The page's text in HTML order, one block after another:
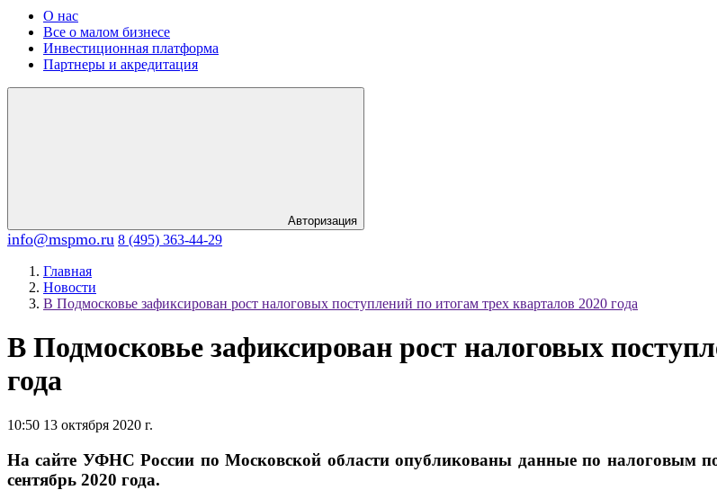
О нас
Все о малом бизнесе
Инвестиционная платформа
Партнеры и акредитация
Авторизация
info@mspmo.ru 8 (495) 363-44-29
Главная
Новости
В Подмосковье зафиксирован рост налоговых поступлений по итогам трех кварталов 2020 года
В Подмосковье зафиксирован рост налоговых
года
10:50 13 октября 2020 г.
На сайте УФНС России по Московской области опубликованы данные по налоговым
сентябрь 2020 года.